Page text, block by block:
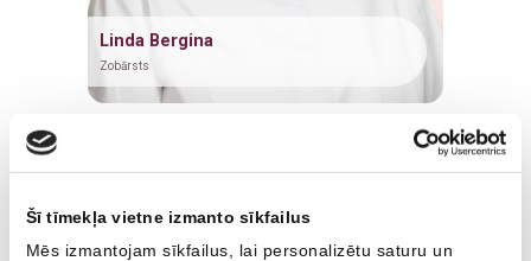
Šī tīmekļa vietne izmanto sīkfailus
Mēs izmantojam sīkfailus, lai personalizētu saturu un
Plastikas ķirurgs
Arodārsts
Linda Bergina
Zobārsts